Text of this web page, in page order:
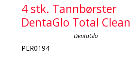
4 stk. Tannbørster
DentaGlo Total Clean
DentaGlo
PER0194